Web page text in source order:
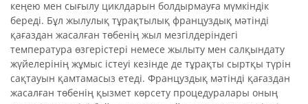
кеңею мен сығылу циклдарын болдырмауға мүмкіндік
береді. Бұл жылулық тұрақтылық француздық мәтінді
қағаздан жасалған төбенің жыл мезгілдеріндегі
температура өзгерістері немесе жылыту мен салқындату
жүйелерінің жұмыс істеуі кезінде де тұрақты сыртқы түрін
сақтауын қамтамасыз етеді. Француздық мәтінді қағаздан
жасалған төбенің қызмет көрсету процедуралары оның